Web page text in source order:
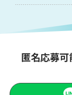
匿名応募可